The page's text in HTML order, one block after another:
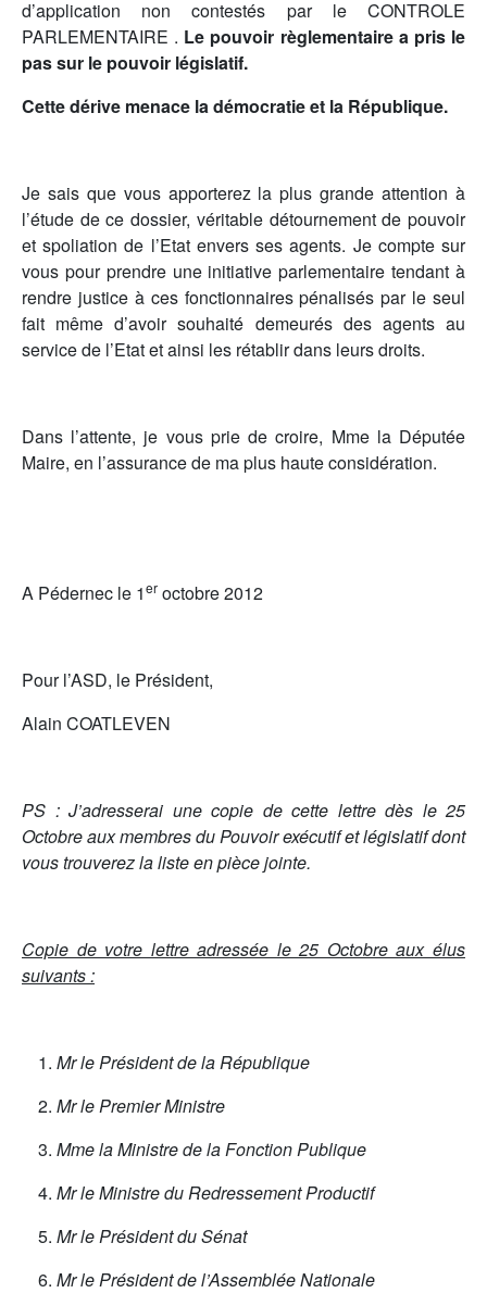
d’application non contestés par le CONTROLE
PARLEMENTAIRE . Le pouvoir règlementaire a pris le
pas sur le pouvoir législatif.
Cette dérive menace la démocratie et la République.
Je sais que vous apporterez la plus grande attention à
l’étude de ce dossier, véritable détournement de pouvoir
et spoliation de l’Etat envers ses agents. Je compte sur
vous pour prendre une initiative parlementaire tendant à
rendre justice à ces fonctionnaires pénalisés par le seul
fait même d’avoir souhaité demeurés des agents au
service de l’Etat et ainsi les rétablir dans leurs droits.
Dans l’attente, je vous prie de croire, Mme la Députée
Maire, en l’assurance de ma plus haute considération.
A Pédernec le 1er octobre 2012
Pour l’ASD, le Président,
Alain COATLEVEN
PS : J’adresserai une copie de cette lettre dès le 25
Octobre aux membres du Pouvoir exécutif et législatif dont
vous trouverez la liste en pièce jointe.
Copie de votre lettre adressée le 25 Octobre aux élus
suivants :
Mr le Président de la République
Mr le Premier Ministre
Mme la Ministre de la Fonction Publique
Mr le Ministre du Redressement Productif
Mr le Président du Sénat
Mr le Président de l’Assemblée Nationale